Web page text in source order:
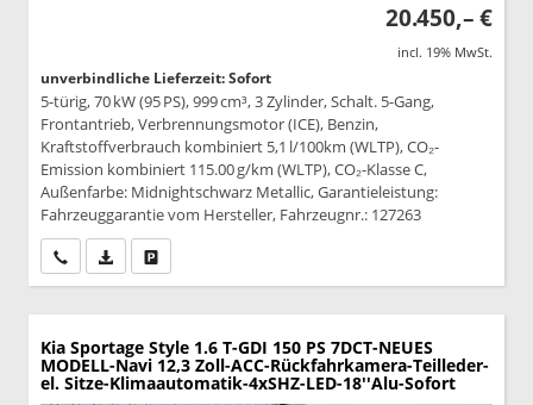
20.450,– €
incl. 19% MwSt.
unverbindliche Lieferzeit: Sofort
5-türig, 70 kW (95 PS), 999 cm³, 3 Zylinder, Schalt. 5-Gang,
Frontantrieb, Verbrennungsmotor (ICE), Benzin,
Kraftstoffverbrauch kombiniert 5,1 l/100km (WLTP), CO₂-
Emission kombiniert 115.00 g/km (WLTP), CO₂-Klasse C,
Außenfarbe: Midnightschwarz Metallic, Garantieleistung:
Fahrzeuggarantie vom Hersteller, Fahrzeugnr.: 127263
Wir rufen Sie anPDF-Datei, Fahrzeugexposé drucken
Kia Sportage Style 1.6 T-GDI 150 PS 7DCT-NEUES
MODELL-Navi 12,3 Zoll-ACC-Rückfahrkamera-Teilleder-
el. Sitze-Klimaautomatik-4xSHZ-LED-18''Alu-Sofort